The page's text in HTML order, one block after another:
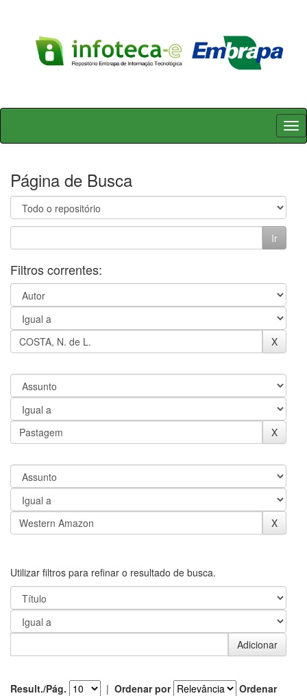
Skip
Página de Busca
Filtros correntes:
Utilizar filtros para refinar o resultado de busca.
Result./Pág. | Ordenar por
Ordenar